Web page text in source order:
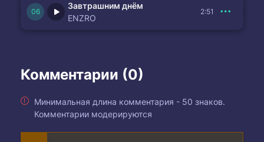
Завтрашним днём
ENZRO
2:51
Комментарии (0)
Минимальная длина комментария - 50 знаков.
Комментарии модерируются